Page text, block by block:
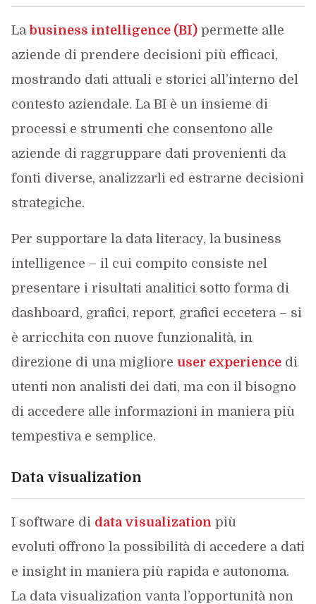
La business intelligence (BI)permette alle
aziende di prendere decisioni più efficaci,
mostrando dati attuali e storici all’interno del
contesto aziendale. La BI è un insieme di
processi e strumenti che consentono alle
aziende di raggruppare dati provenienti da
fonti diverse, analizzarli ed estrarne decisioni
strategiche.
Per supportare la data literacy, la business
intelligence – il cui compito consiste nel
presentare i risultati analitici sotto forma di
dashboard, grafici, report, grafici eccetera – si
è arricchita con nuove funzionalità, in
direzione di una migliore user experiencedi
utenti non analisti dei dati, ma con il bisogno
di accedere alle informazioni in maniera più
tempestiva e semplice.
Data visualization
I software di data visualization più
evoluti offrono la possibilità di accedere a dati
e insight in maniera più rapida e autonoma.
La data visualization vanta l’opportunità non